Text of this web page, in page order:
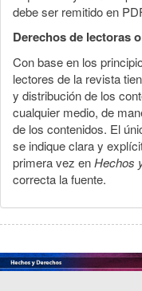
debe ser remitido en
Derechos de lectoras
Con base en los
lectores de la revista
y distribución de los
cualquier medio, de
de los contenidos. El
se indique clara y
primera vez enHechos
correcta la fuente.